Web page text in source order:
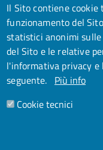
Il Sito contiene
funzionamento del
statistici anonimi
del Sito e le relative
l'informativa privacy e
seguente. Più info
Cookie tecnici